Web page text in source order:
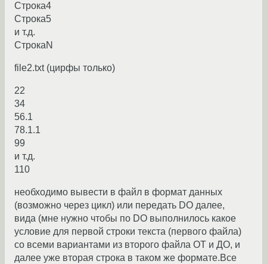
Строка4
Строка5
и т.д.
СтрокаN
file2.txt (цирфы только)
22
34
56.1
78.1.1
99
и т.д.
110
необходимо вывести в файл в формат данных
(возможно через цикл) или передать DO далее,
вида (мне нужно чтобы по DO выполнилось какое
условие для первой строки текста (первого файла)
со всеми вариантами из второго файла ОТ и ДО, и
далее уже вторая строка в таком же формате.Все